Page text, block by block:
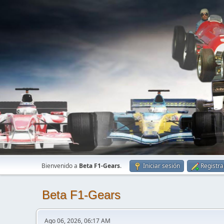
Bienvenido a Beta F1-Gears. Iniciar sesión
Beta F1-Gears
Ago 06, 2026, 06:17 AM